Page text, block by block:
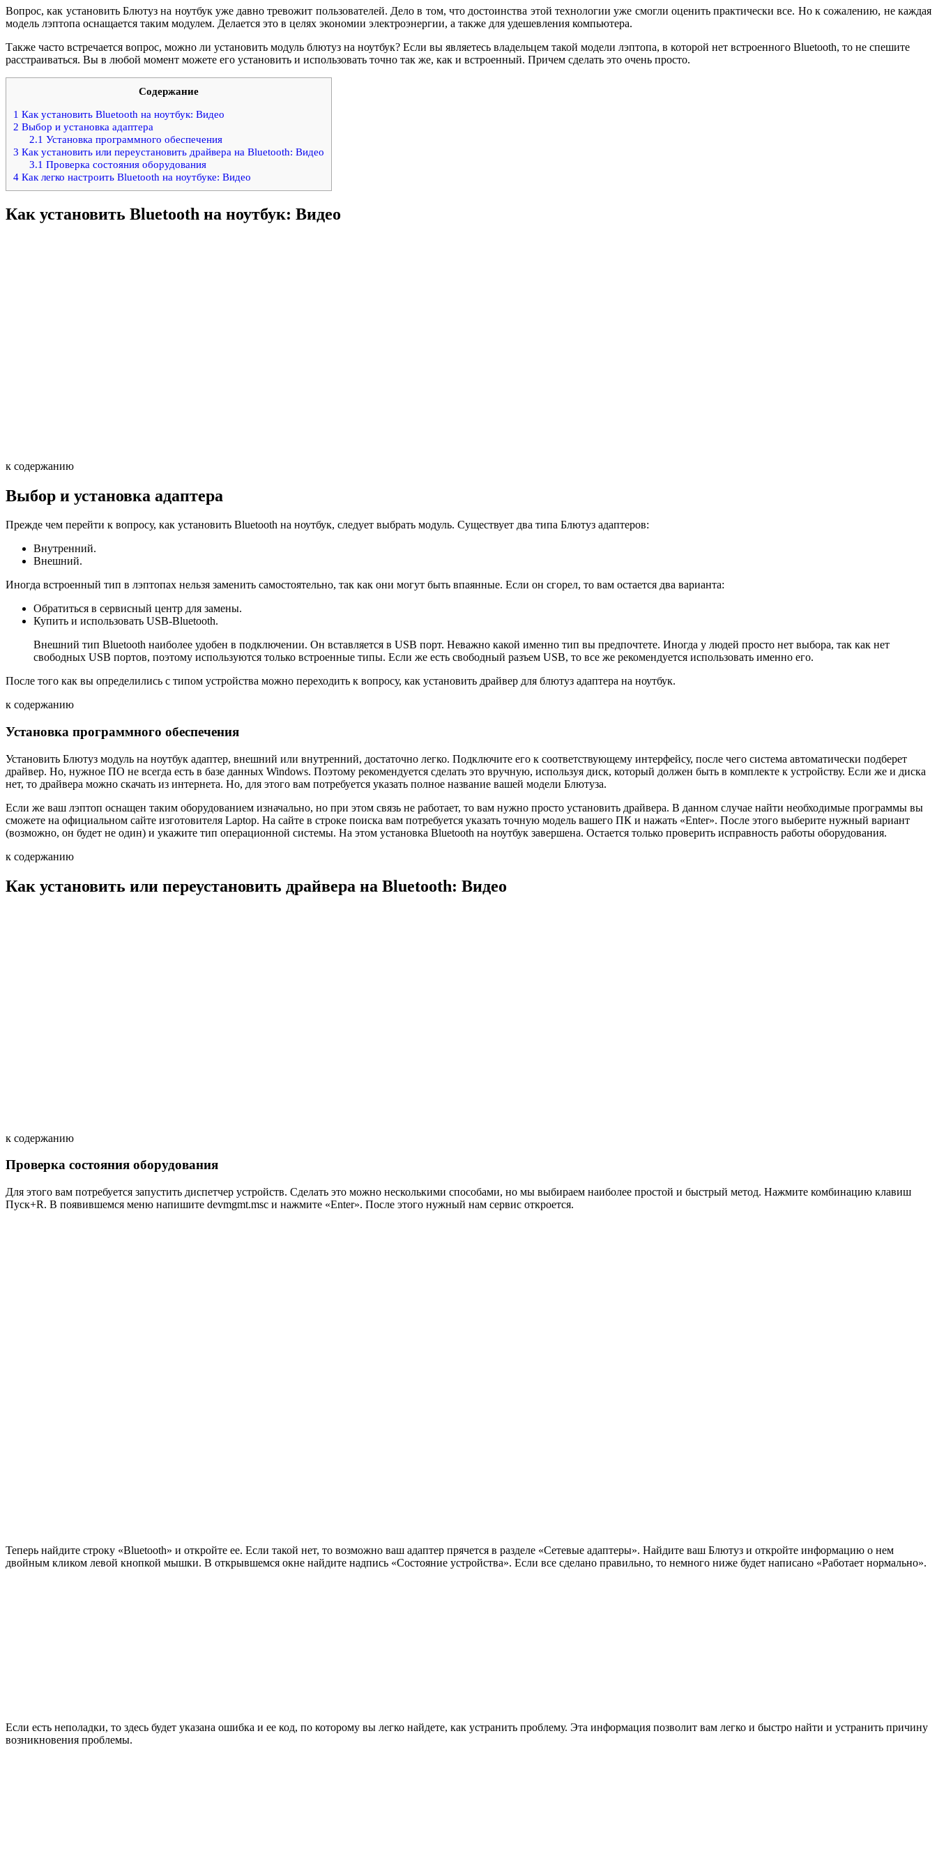
Вопрос, как установить Блютуз на ноутбук уже давно тревожит пользователей. Дело в том, что достоинства этой технологии уже смогли оценить практически все. Но к сожалению, не каждая
модель лэптопа оснащается таким модулем. Делается это в целях экономии электроэнергии, а также для удешевления компьютера.
Также часто встречается вопрос, можно ли установить модуль блютуз на ноутбук? Если вы являетесь владельцем такой модели лэптопа, в которой нет встроенного Bluetooth, то не спешите
расстраиваться. Вы в любой момент можете его установить и использовать точно так же, как и встроенный. Причем сделать это очень просто.
Содержание
1 Как установить Bluetooth на ноутбук: Видео
2 Выбор и установка адаптера
2.1 Установка программного обеспечения
3 Как установить или переустановить драйвера на Bluetooth: Видео
3.1 Проверка состояния оборудования
4 Как легко настроить Bluetooth на ноутбуке: Видео
Как установить Bluetooth на ноутбук: Видео
к содержанию
Выбор и установка адаптера
Прежде чем перейти к вопросу, как установить Bluetooth на ноутбук, следует выбрать модуль. Существует два типа Блютуз адаптеров:
Внутренний.
Внешний.
Иногда встроенный тип в лэптопах нельзя заменить самостоятельно, так как они могут быть впаянные. Если он сгорел, то вам остается два варианта:
Обратиться в сервисный центр для замены.
Купить и использовать USB-Bluetooth.
Внешний тип Bluetooth наиболее удобен в подключении. Он вставляется в USB порт. Неважно какой именно тип вы предпочтете. Иногда у людей просто нет выбора, так как нет
свободных USB портов, поэтому используются только встроенные типы. Если же есть свободный разъем USB, то все же рекомендуется использовать именно его.
После того как вы определились с типом устройства можно переходить к вопросу, как установить драйвер для блютуз адаптера на ноутбук.
к содержанию
Установка программного обеспечения
Установить Блютуз модуль на ноутбук адаптер, внешний или внутренний, достаточно легко. Подключите его к соответствующему интерфейсу, после чего система автоматически подберет
драйвер. Но, нужное ПО не всегда есть в базе данных Windows. Поэтому рекомендуется сделать это вручную, используя диск, который должен быть в комплекте к устройству. Если же и диска
нет, то драйвера можно скачать из интернета. Но, для этого вам потребуется указать полное название вашей модели Блютуза.
Если же ваш лэптоп оснащен таким оборудованием изначально, но при этом связь не работает, то вам нужно просто установить драйвера. В данном случае найти необходимые программы вы
сможете на официальном сайте изготовителя Laptop. На сайте в строке поиска вам потребуется указать точную модель вашего ПК и нажать «Enter». После этого выберите нужный вариант
(возможно, он будет не один) и укажите тип операционной системы. На этом установка Bluetooth на ноутбук завершена. Остается только проверить исправность работы оборудования.
к содержанию
Как установить или переустановить драйвера на Bluetooth: Видео
к содержанию
Проверка состояния оборудования
Для этого вам потребуется запустить диспетчер устройств. Сделать это можно несколькими способами, но мы выбираем наиболее простой и быстрый метод. Нажмите комбинацию клавиш
Пуск+R. В появившемся меню напишите devmgmt.msc и нажмите «Enter». После этого нужный нам сервис откроется.
Теперь найдите строку «Bluetooth» и откройте ее. Если такой нет, то возможно ваш адаптер прячется в разделе «Сетевые адаптеры». Найдите ваш Блютуз и откройте информацию о нем
двойным кликом левой кнопкой мышки. В открывшемся окне найдите надпись «Состояние устройства». Если все сделано правильно, то немного ниже будет написано «Работает нормально».
Если есть неполадки, то здесь будет указана ошибка и ее код, по которому вы легко найдете, как устранить проблему. Эта информация позволит вам легко и быстро найти и устранить причину
возникновения проблемы.